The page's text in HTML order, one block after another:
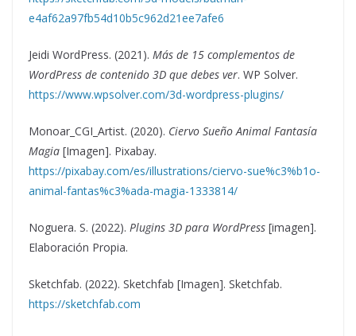
e4af62a97fb54d10b5c962d21ee7afe6
Jeidi WordPress. (2021). Más de 15 complementos de
WordPress de contenido 3D que debes ver. WP Solver.
https://www.wpsolver.com/3d-wordpress-plugins/
Monoar_CGI_Artist. (2020). Ciervo Sueño Animal Fantasía
Magia [Imagen]. Pixabay.
https://pixabay.com/es/illustrations/ciervo-sue%c3%b1o-
animal-fantas%c3%ada-magia-1333814/
Noguera. S. (2022). Plugins 3D para WordPress [imagen].
Elaboración Propia.
Sketchfab. (2022). Sketchfab [Imagen]. Sketchfab.
https://sketchfab.com